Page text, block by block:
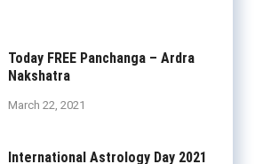
Today FREE Panchanga – Ardra
Nakshatra
March 22, 2021
International Astrology Day 2021